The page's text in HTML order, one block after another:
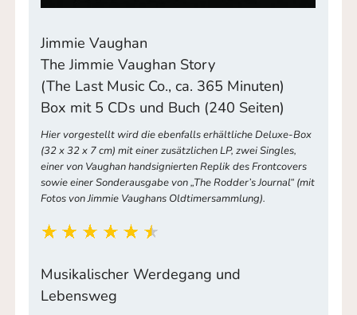
Jimmie Vaughan
The Jimmie Vaughan Story
(The Last Music Co., ca. 365 Minuten)
Box mit 5 CDs und Buch (240 Seiten)
Hier vorgestellt wird die ebenfalls erhältliche Deluxe-Box
(32 x 32 x 7 cm) mit einer zusätzlichen LP, zwei Singles,
einer von Vaughan handsignierten Replik des Frontcovers
sowie einer Sonderausgabe von „The Rodder’s Journal“ (mit
Fotos von Jimmie Vaughans Oldtimersammlung).
Musikalischer Werdegang und
Lebensweg